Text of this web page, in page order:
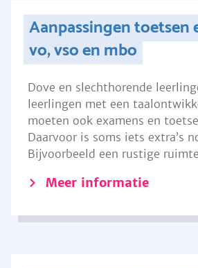
Aanpassingen toetsen
vo, vso en mbo
Dove en slechthorende
leerlingen met een
moeten ook examens en
Daarvoor is soms iets extra’s
Bijvoorbeeld een rustige
Meer informatie